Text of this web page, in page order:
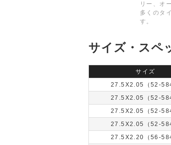
リー、オ
多くのタ
す。
サイズ・スペ
サイズ
27.5X2.05（52-
27.5X2.05（52-
27.5X2.05（52-
27.5X2.05（52-
27.5X2.20（56-